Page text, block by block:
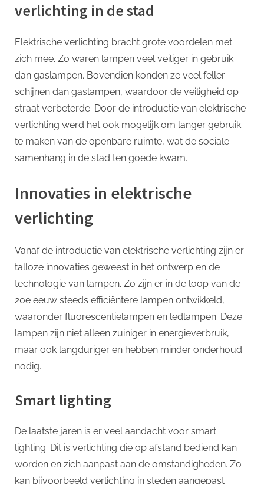
verlichting in de stad
Elektrische verlichting bracht grote voordelen met
zich mee. Zo waren lampen veel veiliger in gebruik
dan gaslampen. Bovendien konden ze veel feller
schijnen dan gaslampen, waardoor de veiligheid op
straat verbeterde. Door de introductie van elektrische
verlichting werd het ook mogelijk om langer gebruik
te maken van de openbare ruimte, wat de sociale
samenhang in de stad ten goede kwam.
Innovaties in elektrische
verlichting
Vanaf de introductie van elektrische verlichting zijn er
talloze innovaties geweest in het ontwerp en de
technologie van lampen. Zo zijn er in de loop van de
20e eeuw steeds efficiëntere lampen ontwikkeld,
waaronder fluorescentielampen en ledlampen. Deze
lampen zijn niet alleen zuiniger in energieverbruik,
maar ook langduriger en hebben minder onderhoud
nodig.
Smart lighting
De laatste jaren is er veel aandacht voor smart
lighting. Dit is verlichting die op afstand bediend kan
worden en zich aanpast aan de omstandigheden. Zo
kan bijvoorbeeld verlichting in steden aangepast